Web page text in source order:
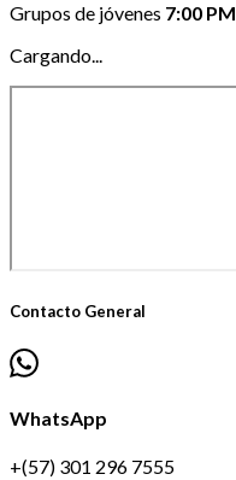
Grupos de jóvenes 7:00 PM
Cargando...
Contacto General
WhatsApp
+(57) 301 296 7555